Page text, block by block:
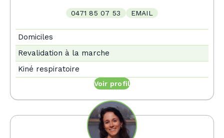
0471 85 07 53 EMAIL
Domiciles
Revalidation à la marche
Kiné respiratoire
Voir profil